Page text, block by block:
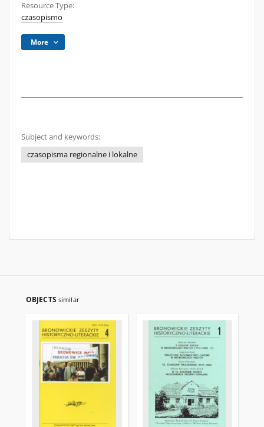
Resource Type:
czasopismo
More
Subject and keywords:
czasopisma regionalne i lokalne
OBJECTS similar